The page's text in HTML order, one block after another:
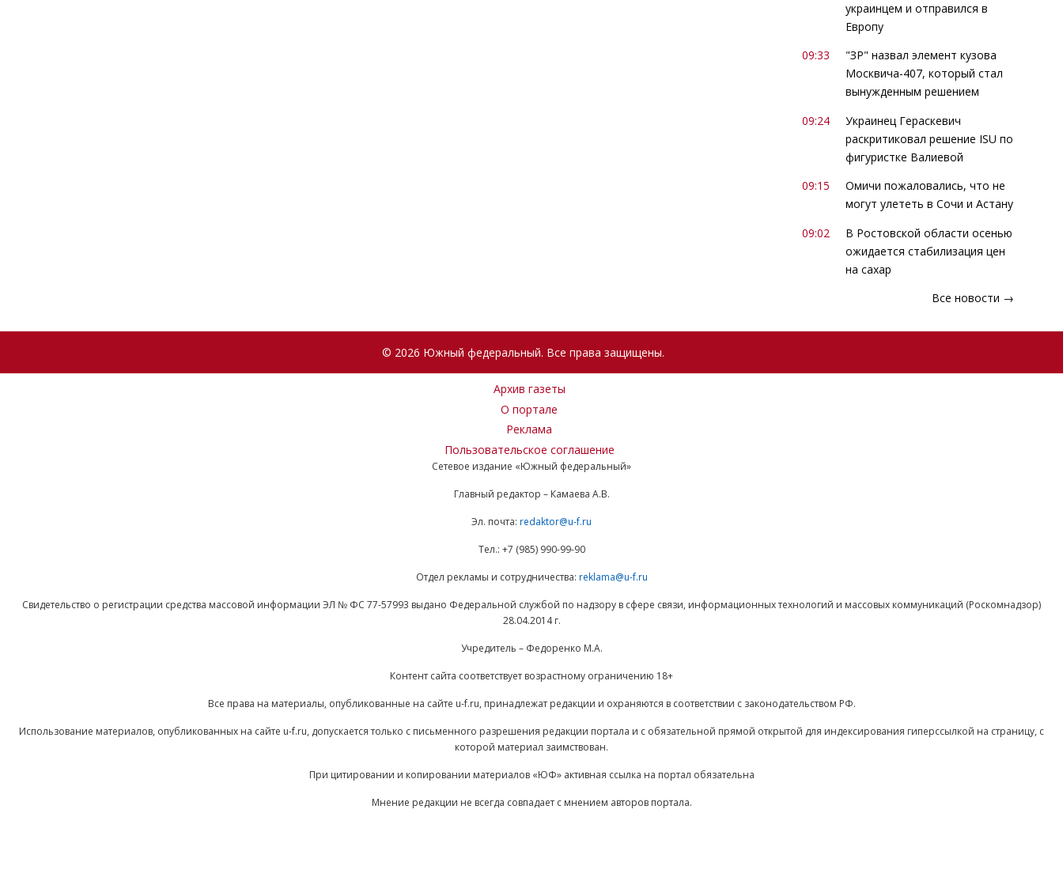
украинцем и отправился в
Европу
09:33
"ЗР" назвал элемент кузова
Москвича-407, который стал
вынужденным решением
09:24
Украинец Гераскевич
раскритиковал решение ISU по
фигуристке Валиевой
09:15
Омичи пожаловались, что не
могут улететь в Сочи и Астану
09:02
В Ростовской области осенью
ожидается стабилизация цен
на сахар
Все новости →
© 2026 Южный федеральный. Все права защищены.
Архив газеты
О портале
Реклама
Пользовательское соглашение
Сетевое издание «Южный федеральный»
Главный редактор – Камаева А.В.
Эл. почта: redaktor@u-f.ru
Тел.: +7 (985) 990-99-90
Отдел рекламы и сотрудничества: reklama@u-f.ru
Свидетельство о регистрации средства массовой информации ЭЛ № ФС 77-57993 выдано Федеральной службой по надзору в сфере связи, информационных технологий и массовых коммуникаций (Роскомнадзор)
28.04.2014 г.
Учредитель – Федоренко М.А.
Контент сайта соответствует возрастному ограничению 18+
Все права на материалы, опубликованные на сайте u-f.ru, принадлежат редакции и охраняются в соответствии с законодательством РФ.
Использование материалов, опубликованных на сайте u-f.ru, допускается только с письменного разрешения редакции портала и с обязательной прямой открытой для индексирования гиперссылкой на страницу, с
которой материал заимствован.
При цитировании и копировании материалов «ЮФ» активная ссылка на портал обязательна
Мнение редакции не всегда совпадает с мнением авторов портала.